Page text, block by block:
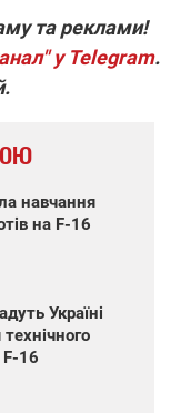
та реклами!
у Telegram.
навчання
на F-16
Україні
F-16